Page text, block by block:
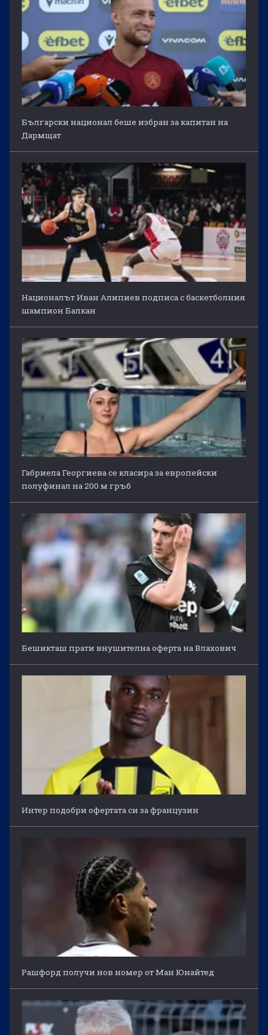
Български национал беше избран за капитан на
Дармщат
Националът Иван Алипиев подписа с баскетболния
шампион Балкан
Габриела Георгиева се класира за европейски
полуфинал на 200 м гръб
Бешикташ прати внушителна оферта на Влахович
Интер подобри офертата си за французин
Рашфорд получи нов номер от Ман Юнайтед